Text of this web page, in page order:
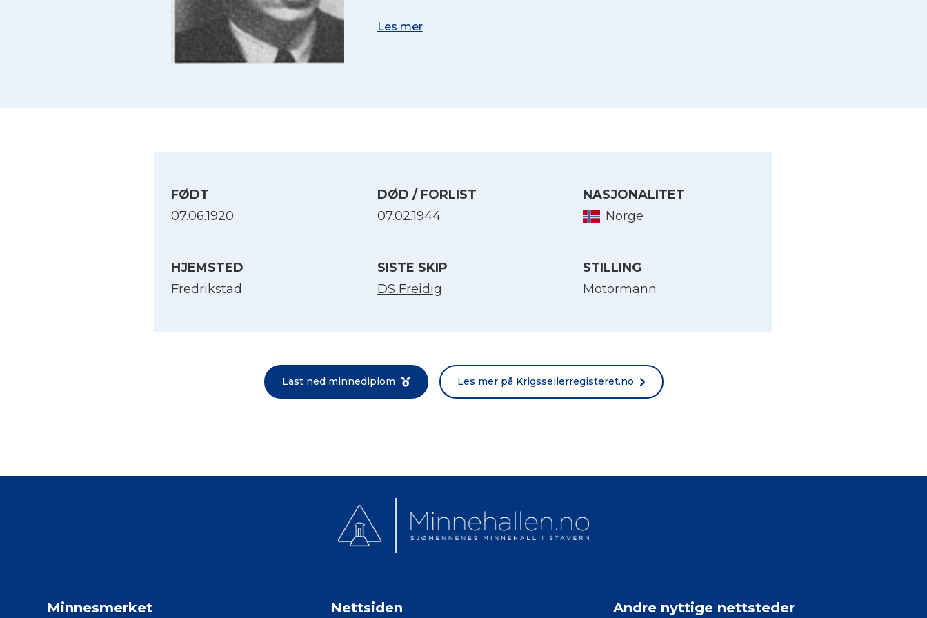
Les mer
FØDT
07.06.1920
DØD / FORLIST
07.02.1944
NASJONALITET
Norge
HJEMSTED
Fredrikstad
SISTE SKIP
DS Freidig
STILLING
Motormann
Last ned minnediplom Les mer på Krigsseilerregisteret.no
Minnesmerket Nettsiden Andre nyttige nettsteder